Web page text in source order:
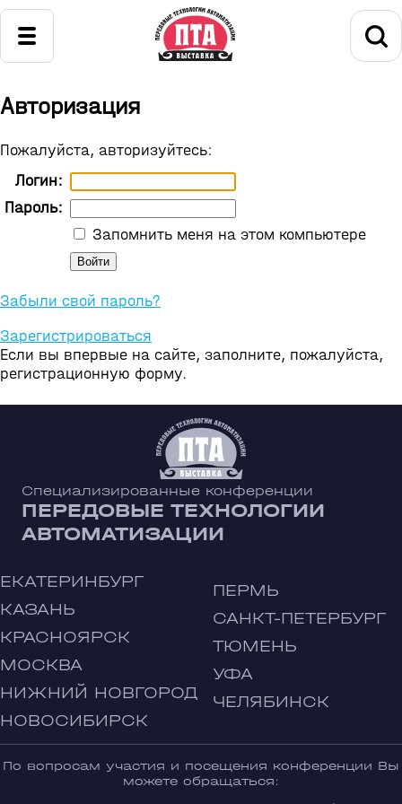
Авторизация
Пожалуйста, авторизуйтесь:
Логин:
Пароль:
Запомнить меня на этом компьютере
Забыли свой пароль?
Зарегистрироваться
Если вы впервые на сайте, заполните, пожалуйста,
регистрационную форму.
Специализированные конференции
ПЕРЕДОВЫЕ ТЕХНОЛОГИИ
АВТОМАТИЗАЦИИ
ЕКАТЕРИНБУРГ
КАЗАНЬ
КРАСНОЯРСК
МОСКВА
НИЖНИЙ НОВГОРОД
НОВОСИБИРСК
ПЕРМЬ
САНКТ-ПЕТЕРБУРГ
ТЮМЕНЬ
УФА
ЧЕЛЯБИНСК
По вопросам участия и посещения конференции Вы
можете обращаться: